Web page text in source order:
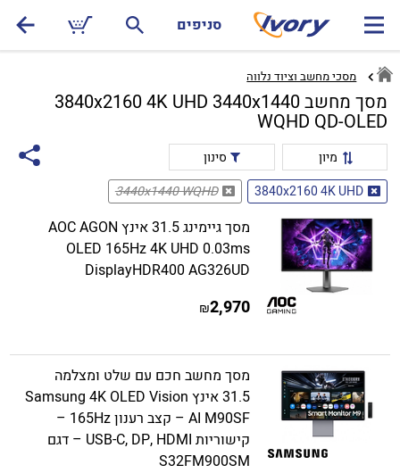
סניפים
מסכי מחשב וציוד נלווה
מסך מחשב 3840x2160 4K UHD 3440x1440
WQHD QD-OLED
מיון
סינון
3840x2160 4K UHD
3440x1440 WQHD
מסך גיימינג 31.5 אינץ AOC AGON
OLED 165Hz 4K UHD 0.03ms
DisplayHDR400 AG326UD
2,970
₪
מסך מחשב חכם עם שלט ומצלמה
31.5 אינץ Samsung 4K OLED Vision
AI M90SF – קצב רענון 165Hz –
קישוריות USB-C, DP, HDMI – דגם
S32FM900SM